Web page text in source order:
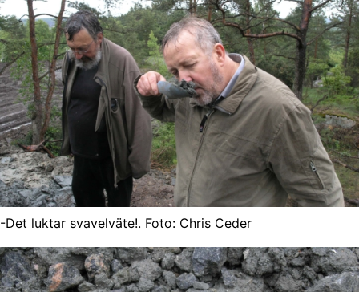
-Det luktar svavelväte!. Foto: Chris Ceder